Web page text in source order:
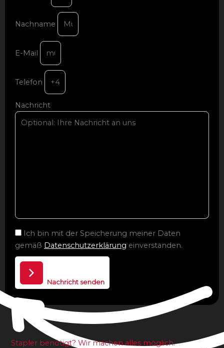
Nachname
E-Mail
Telefon
Nachricht
Ich bin mit der Speicherung meiner Daten
gemäß Datenschutzerklärung einverstanden.
Nachricht senden
Stapler benötigt? Wir machen alles möglich.